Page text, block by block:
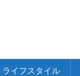
ライフスタイル